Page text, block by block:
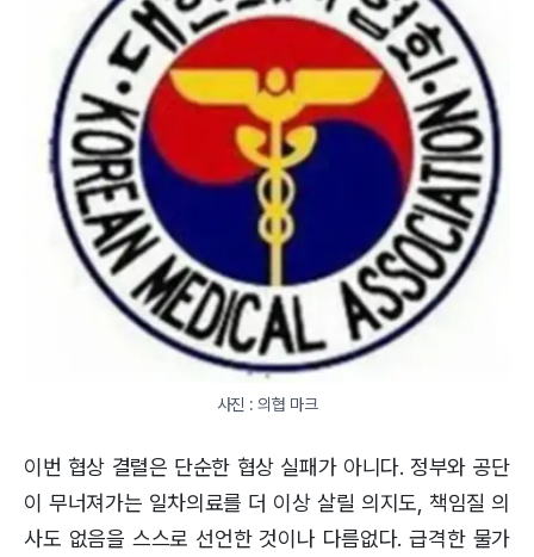
사진 : 의협 마크
이번 협상 결렬은 단순한 협상 실패가 아니다. 정부와 공단
이 무너져가는 일차의료를 더 이상 살릴 의지도, 책임질 의
사도 없음을 스스로 선언한 것이나 다름없다. 급격한 물가